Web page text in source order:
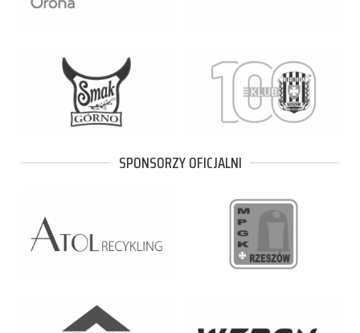
SPONSORZY OFICJALNI